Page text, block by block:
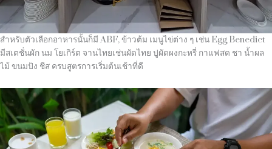
สำหรับตัวเลือกอาหารนั้นก็มี ABF, ข้าวต้ม เมนูไข่ต่าง ๆ เช่น Egg Benedict
มีสเตชั่นผัก นม โยเกิร์ต จานไทยเช่นผัดไทย ปูผัดผงกะหรี่ กาแฟสด ชา น้ำผล
ไม้ ขนมปัง ชีส ครบสูตรการเริ่มต้นเช้าที่ดี